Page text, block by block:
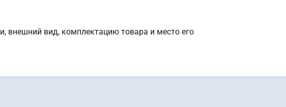
внешний вид, комплектацию товара и место его